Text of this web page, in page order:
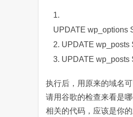
UPDATE wp_options
UPDATE wp_posts
UPDATE wp_posts
执行后，用原来的域名
请用谷歌的检查来看是
相关的代码，应该是你的